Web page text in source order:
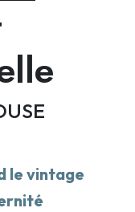
le vintage